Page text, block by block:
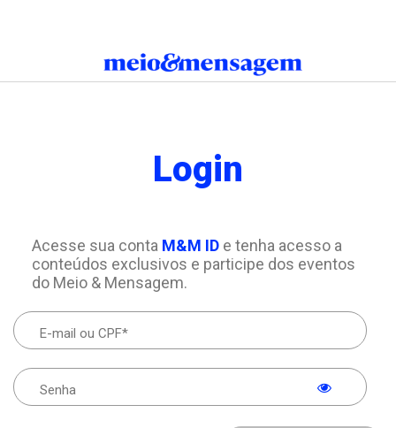
Login
Acesse sua conta M&M IDe tenha acesso a
conteúdos exclusivos e participe dos eventos
do Meio & Mensagem.